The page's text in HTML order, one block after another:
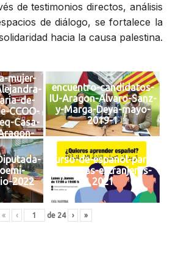
de testimonios directos, análisis
de diálogo, se fortalece la
hacia la causa palestina.
mujer-
de-
CCOO-
Casa-
encuentro-candidatos-
IU-Aragon-Alvaro-Sanz-
y-Marga-Deya-mayo-
2019-1
2022
curso-de-espanol-para-
personas-extranjeras-
2021
« ‹ de 24 › »